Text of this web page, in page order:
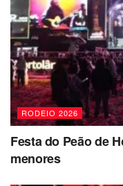
RODEIO 2026
Festa do Peão de
menores